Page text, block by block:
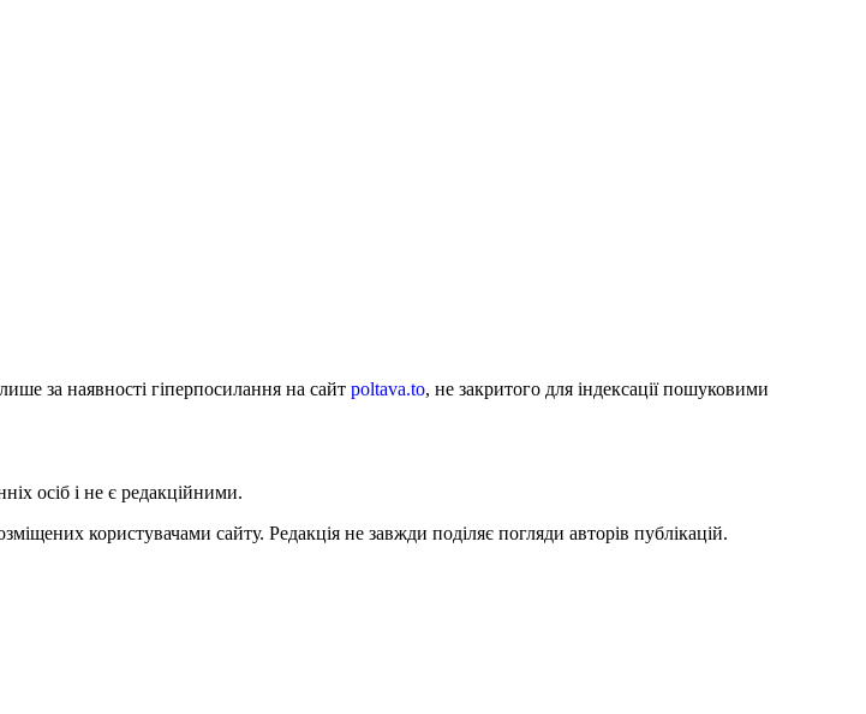
за наявності гіперпосилання на сайт poltava.to, не закритого для індексації пошуковими
осіб і не є редакційними.
користувачами сайту. Редакція не завжди поділяє погляди авторів публікацій.